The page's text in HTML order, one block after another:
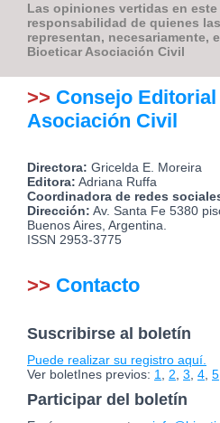
Las opiniones vertidas en
responsabilidad de quienes
representan, necesariamente,
Bioeticar Asociación Civil
>> Consejo
Asociación Civil
Directora: Gricelda E. Moreira
Editora: Adriana Ruffa
Coordinadora de redes
Dirección: Av. Santa Fe 5380
Buenos Aires, Argentina.
ISSN 2953-3775
>> Contacto
Suscribirse al boletín
Puede realizar su registro aquí.
Ver boletInes previos: 1 2 3 4 5
Participar del boletín